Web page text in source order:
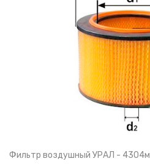
Фильтр воздушный УРАЛ - 4304м